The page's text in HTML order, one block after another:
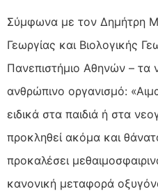
Σύμφωνα με τον Δημήτρη
Γεωργίας και Βιολογικής
Πανεπιστήμιο Αθηνών – τα
ανθρώπινο οργανισμό:
ειδικά στα παιδιά ή στα
προκληθεί ακόμα και
προκαλέσει
κανονική μεταφορά